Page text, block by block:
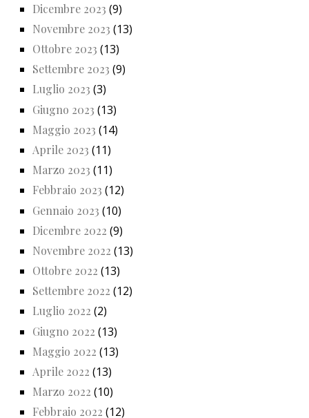
Dicembre 2023 (9)
Novembre 2023 (13)
Ottobre 2023 (13)
Settembre 2023 (9)
Luglio 2023 (3)
Giugno 2023 (13)
Maggio 2023 (14)
Aprile 2023 (11)
Marzo 2023 (11)
Febbraio 2023 (12)
Gennaio 2023 (10)
Dicembre 2022 (9)
Novembre 2022 (13)
Ottobre 2022 (13)
Settembre 2022 (12)
Luglio 2022 (2)
Giugno 2022 (13)
Maggio 2022 (13)
Aprile 2022 (13)
Marzo 2022 (10)
Febbraio 2022 (12)